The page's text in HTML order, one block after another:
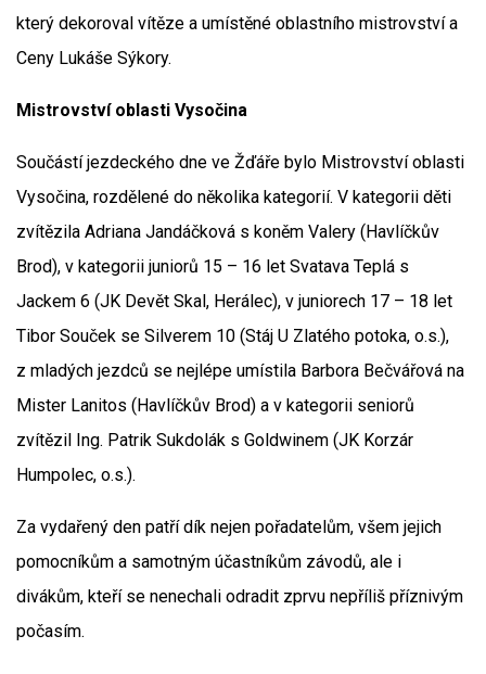
který dekoroval vítěze a umístěné oblastního mistrovství a
Ceny Lukáše Sýkory.
Mistrovství oblasti Vysočina
Součástí jezdeckého dne ve Žďáře bylo Mistrovství oblasti
Vysočina, rozdělené do několika kategorií. V kategorii děti
zvítězila Adriana Jandáčková s koněm Valery (Havlíčkův
Brod), v kategorii juniorů 15 – 16 let Svatava Teplá s
Jackem 6 (JK Devět Skal, Herálec), v juniorech 17 – 18 let
Tibor Souček se Silverem 10 (Stáj U Zlatého potoka, o.s.),
z mladých jezdců se nejlépe umístila Barbora Bečvářová na
Mister Lanitos (Havlíčkův Brod) a v kategorii seniorů
zvítězil Ing. Patrik Sukdolák s Goldwinem (JK Korzár
Humpolec, o.s.).
Za vydařený den patří dík nejen pořadatelům, všem jejich
pomocníkům a samotným účastníkům závodů, ale i
divákům, kteří se nenechali odradit zprvu nepříliš příznivým
počasím.